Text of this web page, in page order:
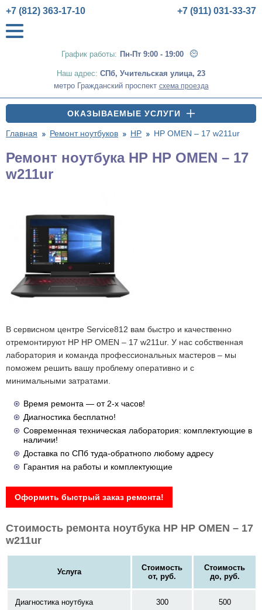
График работы: Пн-Пт 9:00 - 19:00
+7 (812) 363-17-10 +7 (911) 031-33-37
Наш адрес: СПб, Учительская улица, 23
метро Гражданский проспект схема проезда
ОКАЗЫВАЕМЫЕ УСЛУГИ
Главная Ремонт ноутбуков HP HP OMEN – 17 w211ur
Ремонт ноутбука HP HP OMEN – 17
w211ur
В сервисном центре Service812 вам быстро и качественно
отремонтируют HP HP OMEN – 17 w211ur. У нас собственная
лаборатория и команда профессиональных мастеров – мы
поможем решить вашу проблему оперативно и с
минимальными затратами.
Время ремонта — от 2-х часов!
Диагностика бесплатно!
Современная техническая лаборатория: комплектующие в
наличии!
Доставка по СПб туда-обратнопо любому адресу
Гарантия на работы и комплектующие
Оформить быстрый заказ ремонта!
Стоимость ремонта ноутбука HP HP OMEN – 17
w211ur
Услуга
Стоимость
от, руб.
Стоимость
до, руб.
Диагностика ноутбука 300 500